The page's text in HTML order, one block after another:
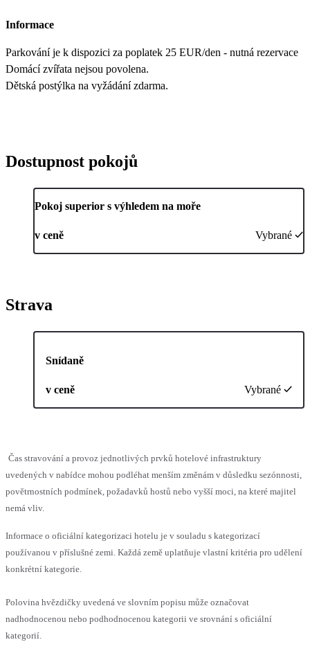
Informace
Parkování je k dispozici za poplatek 25 EUR/den - nutná rezervace
Domácí zvířata nejsou povolena.
Dětská postýlka na vyžádání zdarma.
Dostupnost pokojů
Pokoj superior s výhledem na moře
v ceně Vybrané
Strava
Snídaně
v ceně Vybrané
Čas stravování a provoz jednotlivých prvků hotelové infrastruktury
uvedených v nabídce mohou podléhat menším změnám v důsledku sezónnosti,
povětrnostních podmínek, požadavků hostů nebo vyšší moci, na které majitel
nemá vliv.
Informace o oficiální kategorizaci hotelu je v souladu s kategorizací
používanou v příslušné zemi. Každá země uplatňuje vlastní kritéria pro udělení
konkrétní kategorie.
Polovina hvězdičky uvedená ve slovním popisu může označovat
nadhodnocenou nebo podhodnocenou kategorii ve srovnání s oficiální
kategorií.